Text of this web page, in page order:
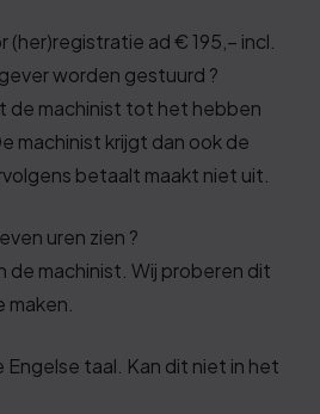
(her)registratie ad € 195,– incl.
worden gestuurd ?
de machinist tot het hebben
machinist krijgt dan ook de
betaalt maakt niet uit.
uren zien ?
de machinist. Wij proberen dit
Engelse taal. Kan dit niet in het